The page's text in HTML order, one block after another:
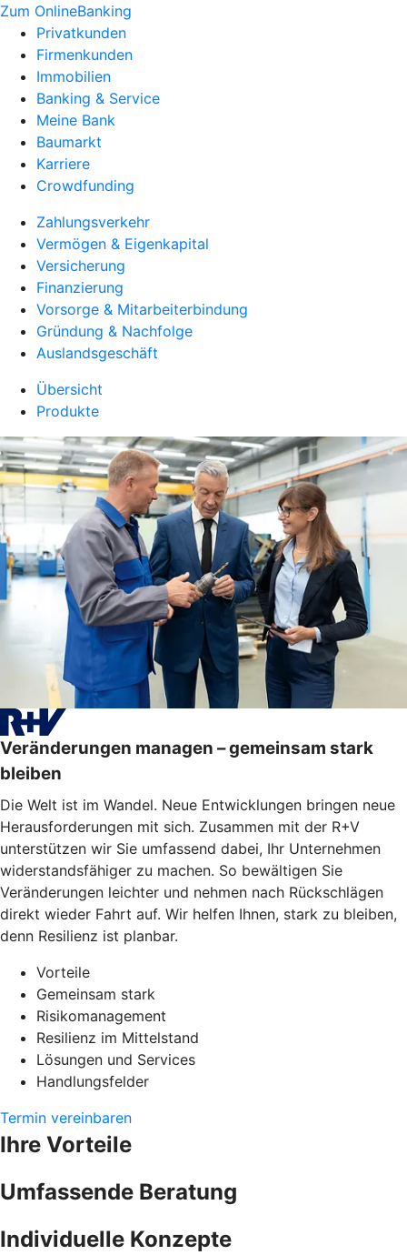
Zum OnlineBanking
Privatkunden
Firmenkunden
Immobilien
Banking & Service
Meine Bank
Baumarkt
Karriere
Crowdfunding
Zahlungsverkehr
Vermögen & Eigenkapital
Versicherung
Finanzierung
Vorsorge & Mitarbeiterbindung
Gründung & Nachfolge
Auslandsgeschäft
Übersicht
Produkte
Veränderungen managen – gemeinsam stark
bleiben
Die Welt ist im Wandel. Neue Entwicklungen bringen neue
Herausforderungen mit sich. Zusammen mit der R+V
unterstützen wir Sie umfassend dabei, Ihr Unternehmen
widerstandsfähiger zu machen. So bewältigen Sie
Veränderungen leichter und nehmen nach Rückschlägen
direkt wieder Fahrt auf. Wir helfen Ihnen, stark zu bleiben,
denn Resilienz ist planbar.
Vorteile
Gemeinsam stark
Risikomanagement
Resilienz im Mittelstand
Lösungen und Services
Handlungsfelder
Termin vereinbaren
Ihre Vorteile
Umfassende Beratung
Individuelle Konzepte